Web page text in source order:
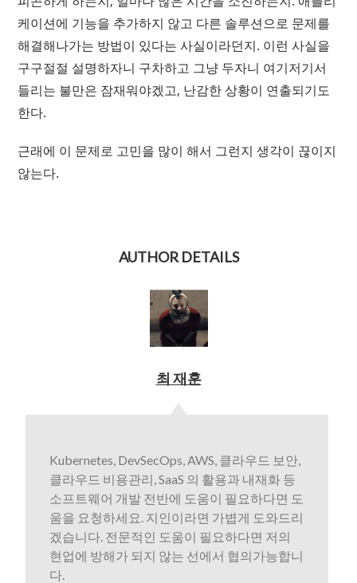
케이션에 기능을 추가하지 않고 다른 솔루션으로 문제를
해결해나가는 방법이 있다는 사실이라던지. 이런 사실을
구구절절 설명하자니 구차하고 그냥 두자니 여기저기서
들리는 불만은 잠재워야겠고, 난감한 상황이 연출되기도
한다.
근래에 이 문제로 고민을 많이 해서 그런지 생각이 끊이지
않는다.
AUTHOR DETAILS
최 재훈
Kubernetes, DevSecOps, AWS, 클라우드 보안,
클라우드 비용관리, SaaS 의 활용과 내재화 등
소프트웨어 개발 전반에 도움이 필요하다면 도
움을 요청하세요. 지인이라면 가볍게 도와드리
겠습니다. 전문적인 도움이 필요하다면 저의
현업에 방해가 되지 않는 선에서 협의가능합니
다.